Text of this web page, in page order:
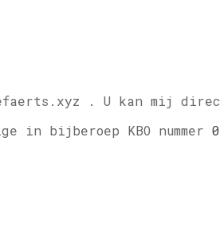
. U kan mij
in bijberoep KBO nummer